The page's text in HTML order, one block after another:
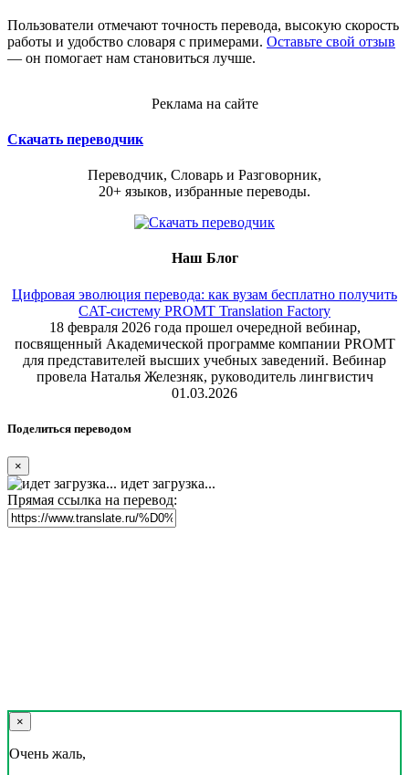
Пользователи отмечают точность перевода, высокую скорость
работы и удобство словаря с примерами. Оставьте свой отзыв
— он помогает нам становиться лучше.
Реклама на сайте
Скачать переводчик
Переводчик, Словарь и Разговорник,
20+ языков, избранные переводы.
Наш Блог
Цифровая эволюция перевода: как вузам бесплатно получить
CAT-систему PROMT Translation Factory
18 февраля 2026 года прошел очередной вебинар,
посвященный Академической программе компании PROMT
для представителей высших учебных заведений. Вебинар
провела Наталья Железняк, руководитель лингвистич
01.03.2026
Поделиться переводом
×
идет загрузка...
Прямая ссылка на перевод:
×
Очень жаль,